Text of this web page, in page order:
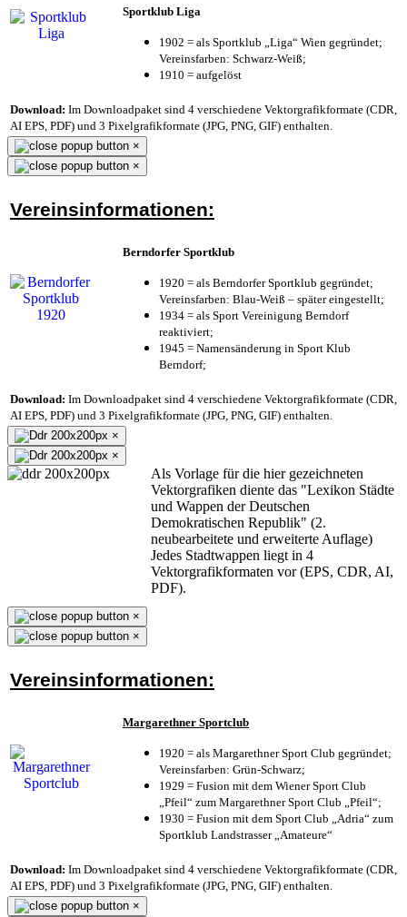
Sportklub Liga
1902 = als Sportklub „Liga“ Wien gegründet;
Vereinsfarben: Schwarz-Weiß;
1910 = aufgelöst
Download: Im Downloadpaket sind 4 verschiedene Vektorgrafikformate (CDR,
AI EPS, PDF) und 3 Pixelgrafikformate (JPG, PNG, GIF) enthalten.
×
×
Vereinsinformationen:
Berndorfer Sportklub
1920 = als Berndorfer Sportklub gegründet;
Vereinsfarben: Blau-Weiß – später eingestellt;
1934 = als Sport Vereinigung Berndorf
reaktiviert;
1945 = Namensänderung in Sport Klub
Berndorf;
Download: Im Downloadpaket sind 4 verschiedene Vektorgrafikformate (CDR,
AI EPS, PDF) und 3 Pixelgrafikformate (JPG, PNG, GIF) enthalten.
×
×
Als Vorlage für die hier gezeichneten
Vektorgrafiken diente das "Lexikon Städte
und Wappen der Deutschen
Demokratischen Republik" (2.
neubearbeitete und erweiterte Auflage)
Jedes Stadtwappen liegt in 4
Vektorgrafikformaten vor (EPS, CDR, AI,
PDF).
×
×
Vereinsinformationen:
Margarethner Sportclub
1920 = als Margarethner Sport Club gegründet;
Vereinsfarben: Grün-Schwarz;
1929 = Fusion mit dem Wiener Sport Club
„Pfeil“ zum Margarethner Sport Club „Pfeil“;
1930 = Fusion mit dem Sport Club „Adria“ zum
Sportklub Landstrasser „Amateure“
Download: Im Downloadpaket sind 4 verschiedene Vektorgrafikformate (CDR,
AI EPS, PDF) und 3 Pixelgrafikformate (JPG, PNG, GIF) enthalten.
×